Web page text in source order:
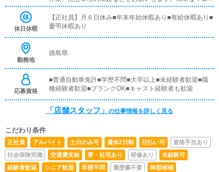
アルや、先輩スタッフに付いて業務内容を見ながら徐々に
覚えていただきますので、未経験の方でも安心して働けま
す。■PC更新業務ヘブンネットなど、ポータルサイト等の
はボタンを押すだけや、ブログの更新時に簡単に文字が入
きます。■清掃・備品管理お客様やキャストの方に快適に
お過ごしいただくため、店内の清掃や備品の管理・補充を
行っていただきます。
休日休暇
【正社員】月６日休み■年末年始休暇あり■有給休暇あり■
慶弔休暇あり
勤務地
徳島県
応募資格
■普通自動車免許■学歴不問■大卒以上■未経験者歓迎■職
種経験者歓迎■ブランクOK■キャスト経験者も歓迎
「店舗スタッフ」 の仕事情報を詳しく見る
こだわり条件
正社員 アルバイト 土日のみ可 週休2日制 日払い可
資格手当あり
社会保険完備
交通費支給 寮・社宅あり 研修あり
未経験可
経験者歓迎
シニア歓迎 学歴不問 履歴書不要
幹部候補